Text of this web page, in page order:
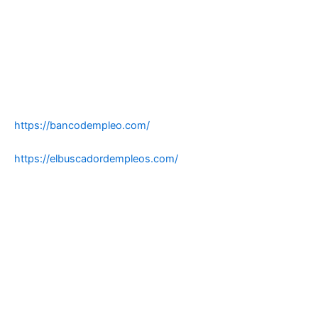
https://bancodempleo.com/
https://elbuscadordempleos.com/